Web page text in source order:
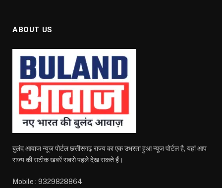
ABOUT US
बुलंद आवाज न्यूज पोर्टल छत्तीसगढ़ राज्य का एक उभरता हुआ न्यूज पोर्टल है, यहां आप
राज्य की सटीक खबरें सबसे पहले देख सकते हैं।
Mobile : 9329828864